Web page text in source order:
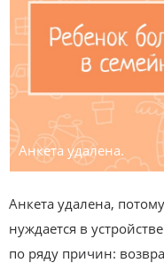
Анкета удалена.
Анкета удалена,
нуждается в
по ряду причин: